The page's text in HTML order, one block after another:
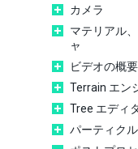
カメラ
マテリアル
ャ
ビデオの概要
Terrain エン
Tree エディ
パーティク